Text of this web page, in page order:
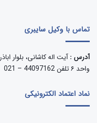
تماس با وکیل سایبری
آدرس :
واحد ۶ تلفن 44097162 – 021
نماد اعتماد الکترونیکی